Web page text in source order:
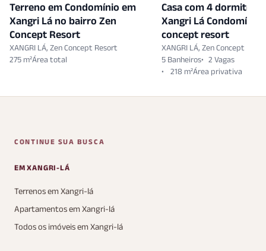
Terreno em Condomínio em
Xangri Lá no bairro Zen
Concept Resort
XANGRI LÁ, Zen Concept Resort
275 m²
Casa com 4
Xangri Lá Condomínio
concept resort
XANGRI LÁ, Zen Concept
5 Banheiros
2 Vagas
218 m²
CONTINUE SUA BUSCA
EM XANGRI-LÁ
Terrenos em Xangri-lá
Apartamentos em Xangri-lá
Todos os imóveis em Xangri-lá